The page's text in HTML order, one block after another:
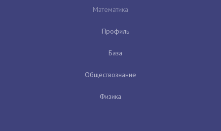
Математика
Профиль
База
Обществознание
Физика